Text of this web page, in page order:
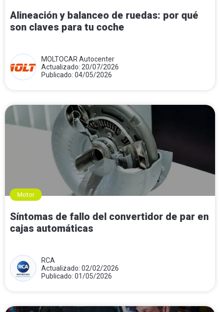
Alineación y balanceo de ruedas: por qué
son claves para tu coche
MOLTOCAR Autocenter
Actualizado: 20/07/2026
Publicado: 04/05/2026
Motor
Síntomas de fallo del convertidor de par en
cajas automáticas
RCA
Actualizado: 02/02/2026
Publicado: 01/05/2026